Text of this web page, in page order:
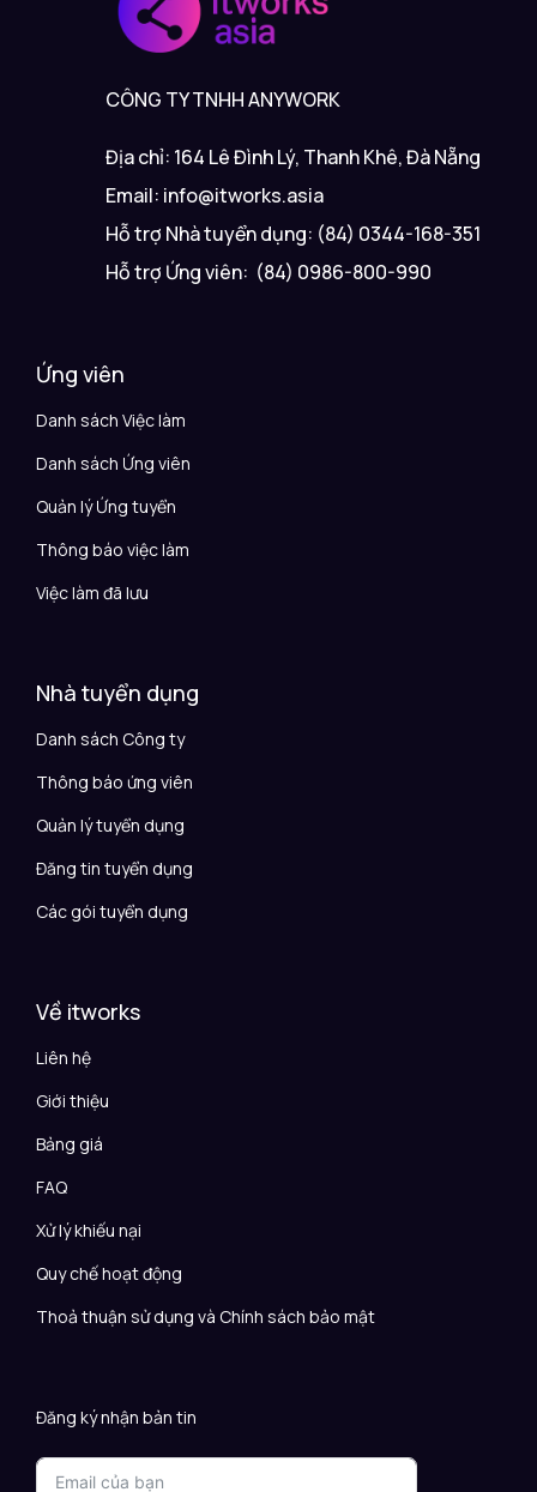
CÔNG TY TNHH ANYWORK
Địa chỉ: 164 Lê Đình Lý, Thanh Khê, Đà Nẵng
Email: info@itworks.asia
Hỗ trợ Nhà tuyển dụng: (84) 0344-168-351
Hỗ trợ Ứng viên: (84) 0986-800-990
Ứng viên
Danh sách Việc làm
Danh sách Ứng viên
Quản lý Ứng tuyển
Thông báo việc làm
Việc làm đã lưu
Nhà tuyển dụng
Danh sách Công ty
Thông báo ứng viên
Quản lý tuyển dụng
Đăng tin tuyển dụng
Các gói tuyển dụng
Về itworks
Liên hệ
Giới thiệu
Bảng giá
FAQ
Xử lý khiếu nại
Quy chế hoạt động
Thoả thuận sử dụng và Chính sách bảo mật
Đăng ký nhận bản tin